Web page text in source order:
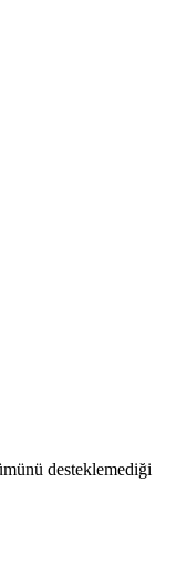
desteklemediği